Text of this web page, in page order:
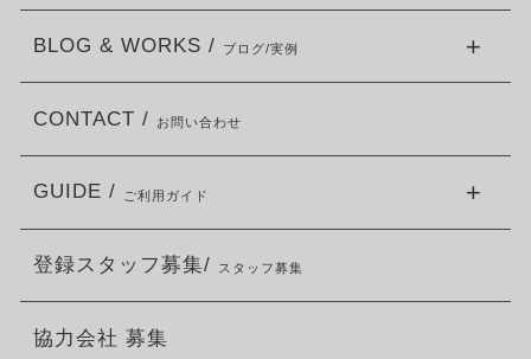
BLOG & WORKS / ブログ/実例
CONTACT / お問い合わせ
GUIDE / ご利用ガイド
登録スタッフ募集/ スタッフ募集
協力会社 募集